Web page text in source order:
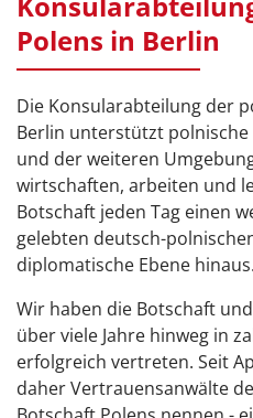
Polens in Berlin
Die Konsularabteilung der
Berlin unterstützt polnische
und der weiteren
wirtschaften, arbeiten und
Botschaft jeden Tag einen
gelebten deutsch-
diplomatische Ebene hinaus.
Wir haben die Botschaft
über viele Jahre hinweg in
erfolgreich vertreten. Seit
daher Vertrauensanwälte